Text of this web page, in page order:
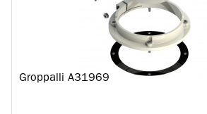
Groppalli A31969